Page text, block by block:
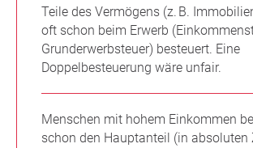
Teile des Vermögens (z. B.
oft schon beim Erwerb
Grunderwerbsteuer) besteuert. Eine
Doppelbesteuerung wäre unfair.
Menschen mit hohem Einkommen
schon den Hauptanteil (in absoluten